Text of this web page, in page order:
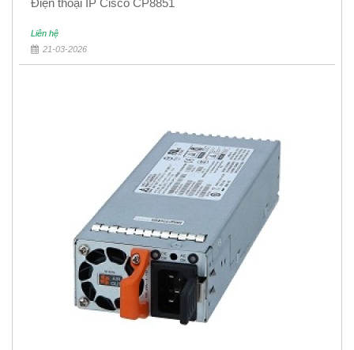
Điện thoại IP Cisco CP8851
Liên hệ
21-03-2026